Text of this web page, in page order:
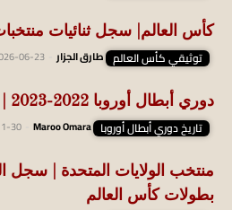
كأس العالم| سجل ثنائيات
توثيقي كأس العالم طارق الجزار 06-23
دوري أبطال أوروبا 2022-2023 | قرعة دور الــ16
تاريخ دوري أبطال أوروبا Maroo Omara
30
منتخب الولايات المتحدة | سجل
بطولات كأس العالم